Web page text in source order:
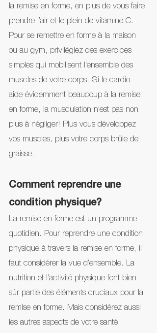
la remise en forme, en plus de vous faire
prendre l’air et le plein de vitamine C.
Pour se remettre en forme à la maison
ou au gym, privilégiez des exercices
simples qui mobilisent l'ensemble des
muscles de votre corps. Si le cardio
aide évidemment beaucoup à la remise
en forme, la musculation n’est pas non
plus à négliger! Plus vous développez
vos muscles, plus votre corps brûle de
graisse.
Comment reprendre une
condition physique?
La remise en forme est un programme
quotidien. Pour reprendre une condition
physique à travers la remise en forme, il
faut considérer la vue d’ensemble. La
nutrition et l’activité physique font bien
sûr partie des éléments cruciaux pour la
remise en forme. Mais considérez aussi
les autres aspects de votre santé.